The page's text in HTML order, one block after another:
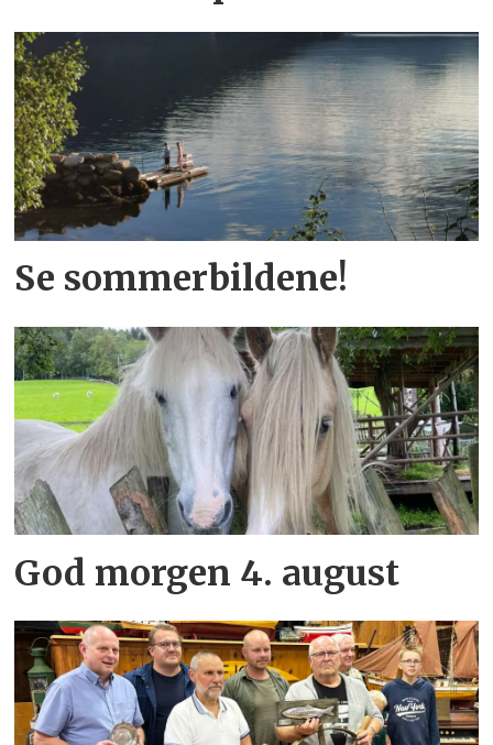
Se sommerbildene!
God morgen 4. august